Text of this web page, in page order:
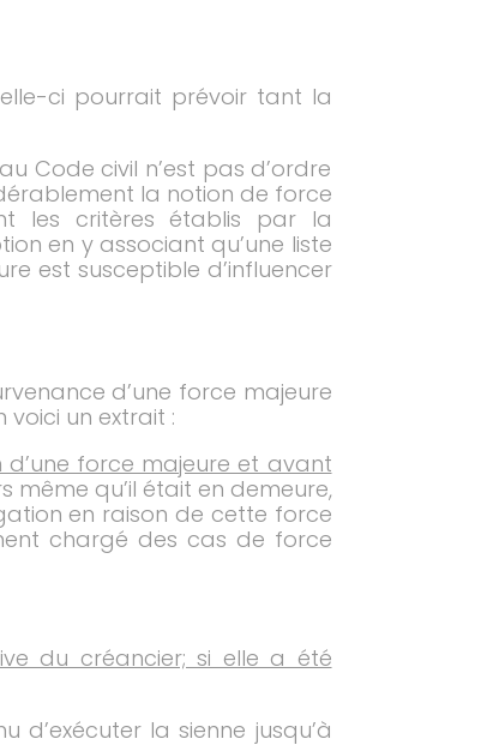
ci pourrait prévoir tant la
Code civil n’est pas d’ordre
la notion de force
les critères établis par la
en y associant qu’une liste
est susceptible d’influencer
d’une force majeure
un extrait :
d’une force majeure et avant
même qu’il était en demeure,
en raison de cette force
chargé des cas de force
du créancier; si elle a été
la sienne jusqu’à